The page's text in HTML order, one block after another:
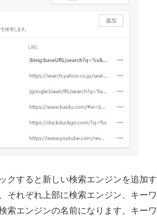
クすると新しい検索エンジンを追加す
それぞれ上部に検索エンジン、キーワ
索エンジンの名前になります、キーワ